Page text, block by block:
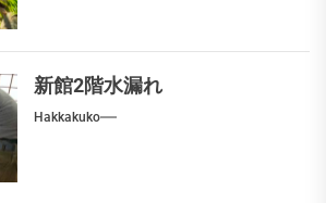
新館2階水漏れ
Hakkakuko